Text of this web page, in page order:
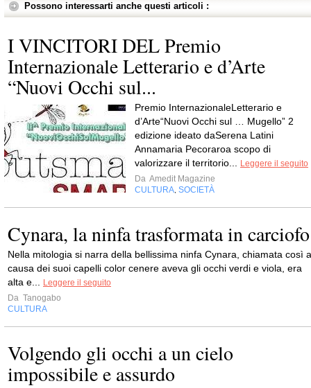
Possono interessarti anche questi articoli :
I VINCITORI DEL Premio
Internazionale Letterario e d’Arte
“Nuovi Occhi sul...
Premio InternazionaleLetterario e
d’Arte“Nuovi Occhi sul … Mugello” 2
edizione ideato daSerena Latini
Annamaria Pecoraroa scopo di
valorizzare il territorio... Leggere il seguito
Da Amedit Magazine
CULTURA, SOCIETÀ
Cynara, la ninfa trasformata in carciofo
Nella mitologia si narra della bellissima ninfa Cynara, chiamata così a
causa dei suoi capelli color cenere aveva gli occhi verdi e viola, era
alta e... Leggere il seguito
Da Tanogabo
CULTURA
Volgendo gli occhi a un cielo
impossibile e assurdo